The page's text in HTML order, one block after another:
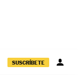
SUSCRÍBETE